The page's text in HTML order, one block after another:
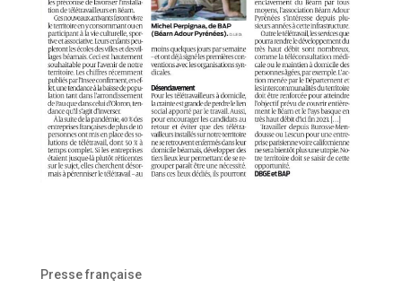
Presse française